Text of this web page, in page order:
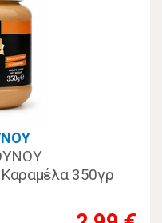
350γρ